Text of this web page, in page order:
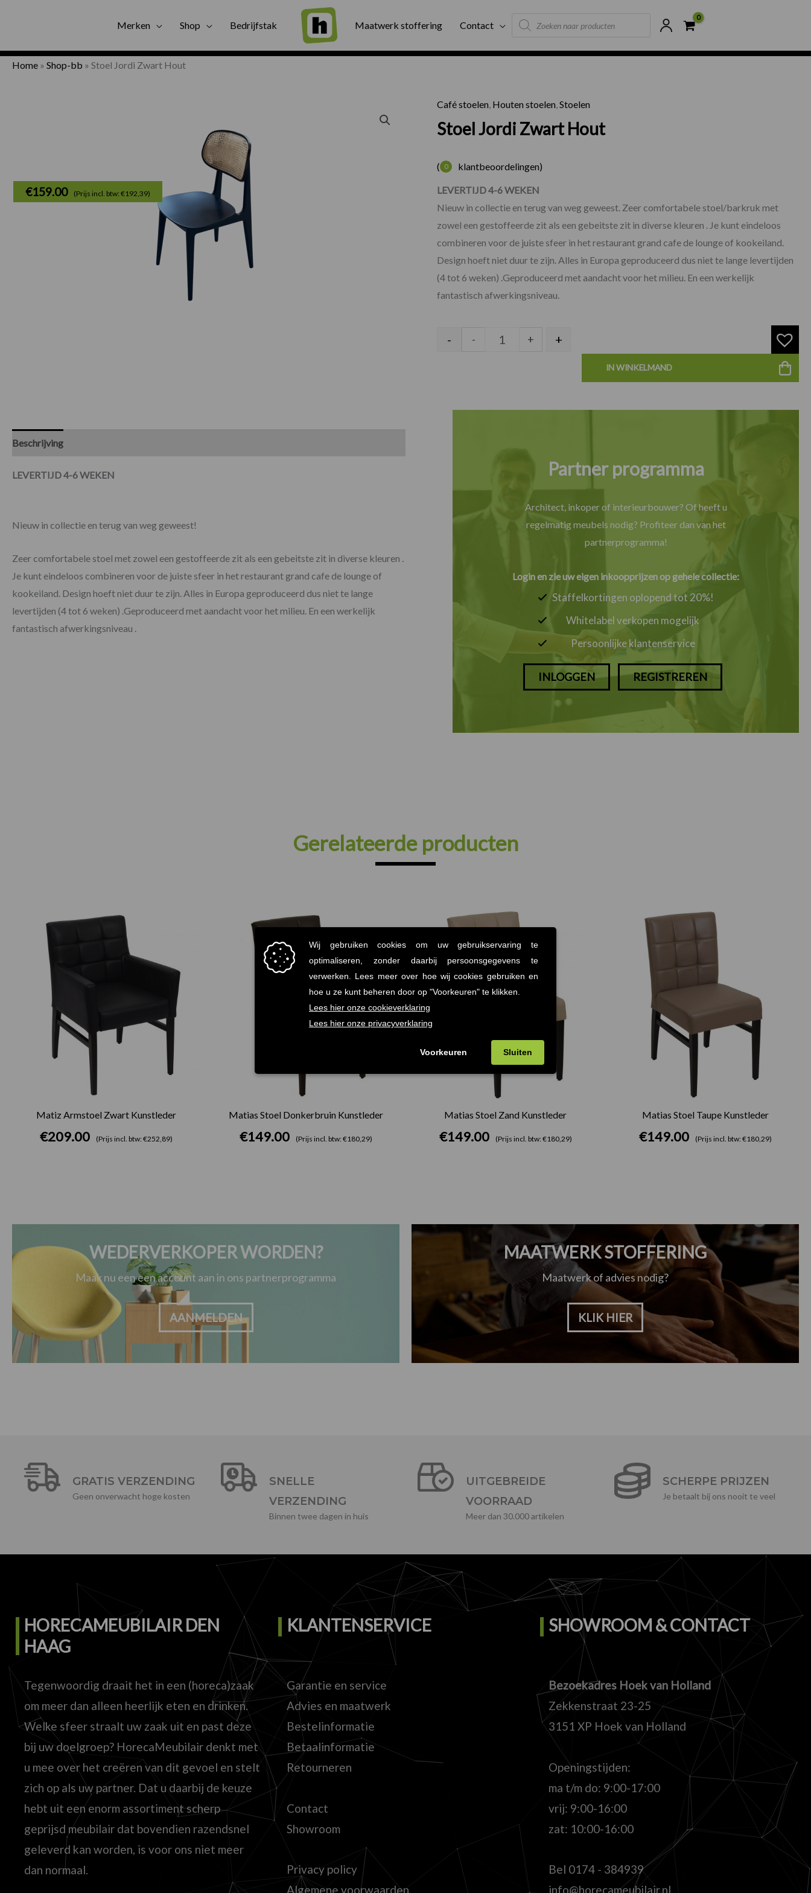
Merken Shop Bedrijfstak Maatwerk stoffering Contact
Products
search
Gratis bezorging Binnen twee werkdagen geleverd Externe voorraad Scherpste prijzen van NL
Home » Shop-bb » Stoel Jordi Zwart Hout
Café stoelen, Houten stoelen,Stoelen
Stoel Jordi Zwart Hout
( 0 klantbeoordelingen)
€159.00 (Prijs incl. btw: €192,39)
LEVERTIJD 4-6 WEKEN
Nieuw in collectie en terug van weg geweest. Zeer comfortabele stoel/barkruk met
zowel een gestoffeerde zit als een gebeitste zit in diverse kleuren . Je kunt eindeloos
combineren voor de juiste sfeer in het restaurant grand cafe de lounge of kookeiland.
Design hoeft niet duur te zijn. Alles in Europa geproduceerd dus niet te lange levertijden
(4 tot 6 weken) .Geproduceerd met aandacht voor het milieu. En een werkelijk
fantastisch afwerkingsniveau.
Stoel Jordi Zwart Hout aantal
- - + +
IN WINKELMAND
Beschrijving
LEVERTIJD 4-6 WEKEN
Nieuw in collectie en terug van weg geweest!
Zeer comfortabele stoel met zowel een gestoffeerde zit als een gebeitste zit in diverse kleuren .
Je kunt eindeloos combineren voor de juiste sfeer in het restaurant grand cafe de lounge of
kookeiland. Design hoeft niet duur te zijn. Alles in Europa geproduceerd dus niet te lange
levertijden (4 tot 6 weken) .Geproduceerd met aandacht voor het milieu. En een werkelijk
fantastisch afwerkingsniveau .
Partner programma
Architect, inkoper of interieurbouwer? Of heeft u
regelmatig meubels nodig? Profiteer dan van het
partnerprogramma!
Login en zie uw eigen inkoopprijzen op gehele collectie:
Staffelkortingen oplopend tot 20%!
Whitelabel verkopen mogelijk
Persoonlijke klantenservice
INLOGGEN REGISTREREN
Gerelateerde producten
Matiz Armstoel Zwart Kunstleder
€209.00 (Prijs incl. btw: €252,89)
Matias Stoel Donkerbruin Kunstleder
€149.00 (Prijs incl. btw: €180,29)
Matias Stoel Zand Kunstleder
€149.00 (Prijs incl. btw: €180,29)
Matias Stoel Taupe Kunstleder
€149.00 (Prijs incl. btw: €180,29)
WEDERVERKOPER WORDEN?
Maak nu een een account aan in ons partnerprogramma
AANMELDEN
MAATWERK STOFFERING
Maatwerk of advies nodig?
KLIK HIER
GRATIS VERZENDING
Geen onverwacht hoge kosten
SNELLE
VERZENDING
Binnen twee dagen in huis
UITGEBREIDE
VOORRAAD
Meer dan 30.000 artikelen
SCHERPE PRIJZEN
Je betaalt bij ons nooit te veel
HORECAMEUBILAIR DEN
HAAG
Tegenwoordig draait het in een (horeca)zaak
om meer dan alleen heerlijk eten en drinken.
Welke sfeer straalt uw zaak uit en past deze
bij uw doelgroep? HorecaMeubilair denkt met
u mee over het creëren van dit gevoel en stelt
zich op als uw partner. Dat u daarbij de keuze
hebt uit een enorm assortiment scherp
geprijsd meubilair dat bovendien razendsnel
geleverd kan worden, is voor ons niet meer
dan normaal.
KLANTENSERVICE
Garantie en service
Advies en maatwerk
Bestelinformatie
Betaalinformatie
Retourneren
Contact
Showroom
Privacy policy
Algemene voorwaarden
SHOWROOM & CONTACT
Bezoekadres Hoek van Holland
Zekkenstraat 23-25
3151 XP Hoek van Holland
Openingstijden:
ma t/m do: 9:00-17:00
vrij: 9:00-16:00
zat: 10:00-16:00
Bel 0174 - 384939
info@horecameubilair.nl